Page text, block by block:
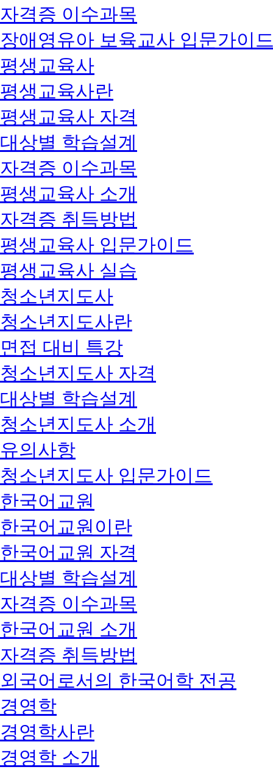
자격증 이수과목
장애영유아 보육교사 입문가이
평생교육사
평생교육사란
평생교육사 자격
대상별 학습설계
자격증 이수과목
평생교육사 소개
자격증 취득방법
평생교육사 입문가이드
평생교육사 실습
청소년지도사
청소년지도사란
면접 대비 특강
청소년지도사 자격
대상별 학습설계
청소년지도사 소개
유의사항
청소년지도사 입문가이드
한국어교원
한국어교원이란
한국어교원 자격
대상별 학습설계
자격증 이수과목
한국어교원 소개
자격증 취득방법
외국어로서의 한국어학 전공
경영학
경영학사란
경영학 소개